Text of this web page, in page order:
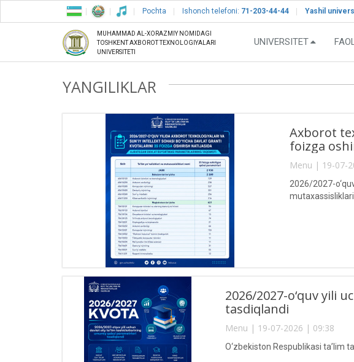
Pochta Ishonch telefoni: 71-203-44-44 Yashil
MUHAMMAD AL-XORAZMIY NOMIDAGI
TOSHKENT AXBOROT TEXNOLOGIYALARI
UNIVERSITETI
UNIVERSITET
YANGILIKLAR
Axborot
foizga
Menu | 19-07-
2026/2027-
2026/2027-o‘quv yili
tasdiqlandi
Menu | 19-07-2026 | 09:38
O‘zbekiston Respublikasi ta’lim